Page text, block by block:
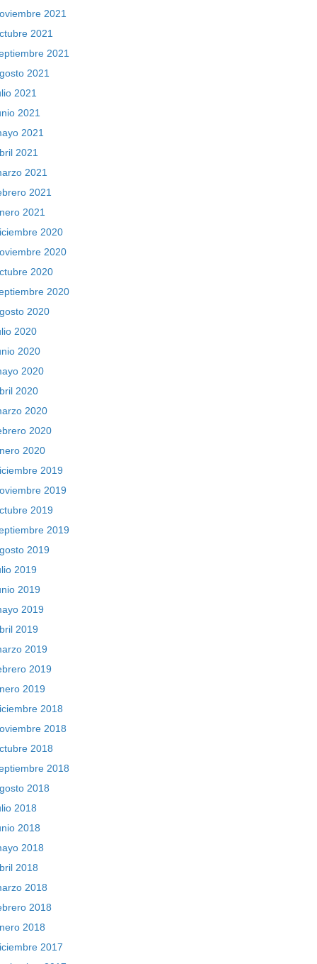
2021
2021
2021
2021
2021
2021
2021
2021
2021
2021
2021
2020
2020
2020
2020
2020
2020
2020
2020
2020
2020
2020
2020
2019
2019
2019
2019
2019
2019
2019
2019
2019
2019
2019
2019
2018
2018
2018
2018
2018
2018
2018
2018
2018
2018
2018
2018
2017